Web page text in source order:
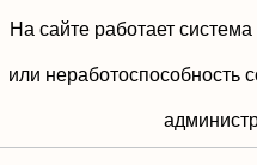
На сайте работает
или неработоспособность